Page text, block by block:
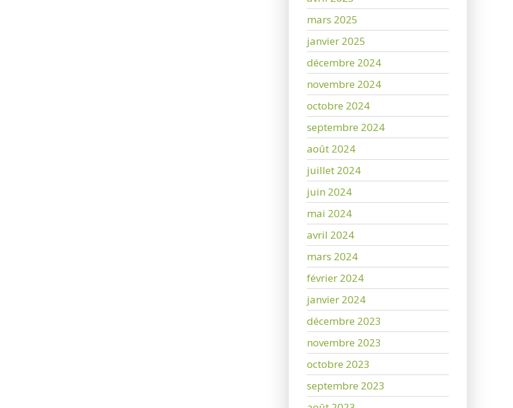
mars 2025
janvier 2025
décembre 2024
novembre 2024
octobre 2024
septembre 2024
août 2024
juillet 2024
juin 2024
mai 2024
avril 2024
mars 2024
février 2024
janvier 2024
décembre 2023
novembre 2023
octobre 2023
septembre 2023